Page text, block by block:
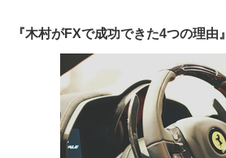
『木村がFXで成功できた4つの理由』